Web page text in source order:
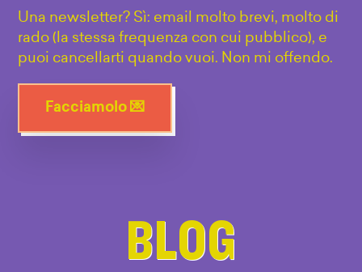
Una newsletter? Sì: email molto brevi, molto di
rado (la stessa frequenza con cui pubblico), e
puoi cancellarti quando vuoi. Non mi offendo.
Facciamolo 💌
BLOG